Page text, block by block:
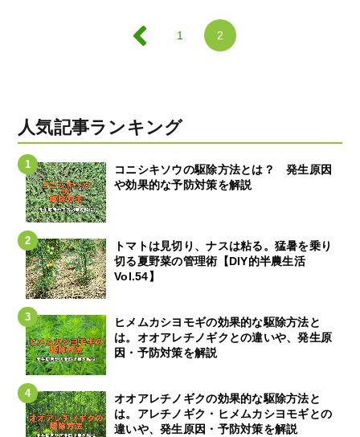
1 2
人気記事ランキング
コニシキソウの駆除方法とは？ 発生原因
や効果的な予防対策を解説
トマトは見切り、ナスは粘る。猛暑を乗り
切る夏野菜の管理術【DIY的半農生活
Vol.54】
ヒメムカシヨモギの効果的な駆除方法と
は。オオアレチノギクとの違いや、発生原
因・予防対策を解説
オオアレチノギクの効果的な駆除方法と
は。アレチノギク・ヒメムカシヨモギとの
違いや、発生原因・予防対策を解説